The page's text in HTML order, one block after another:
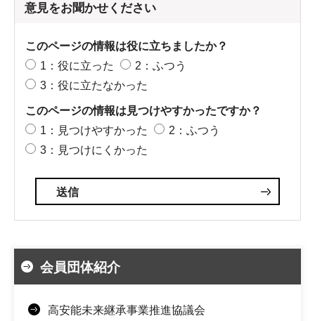
意見をお聞かせください
このページの情報は役に立ちましたか？
1：役に立った
2：ふつう
3：役に立たなかった
このページの情報は見つけやすかったですか？
1：見つけやすかった
2：ふつう
3：見つけにくかった
会員団体紹介
高安能未来継承事業推進協議会